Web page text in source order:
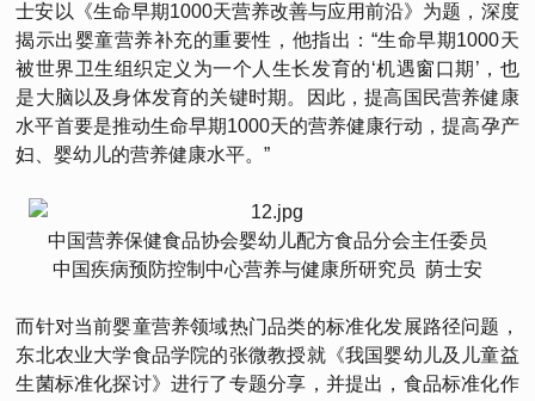
士安以《生命早期1000天营养改善与应用前沿》为题，深度
揭示出婴童营养补充的重要性，他指出：“生命早期1000天
被世界卫生组织定义为一个人生长发育的‘机遇窗口期’，也
是大脑以及身体发育的关键时期。因此，提高国民营养健康
水平首要是推动生命早期1000天的营养健康行动，提高孕产
妇、婴幼儿的营养健康水平。”
中国营养保健食品协会婴幼儿配方食品分会主任委员
中国疾病预防控制中心营养与健康所研究员 荫士安
而针对当前婴童营养领域热门品类的标准化发展路径问题，
东北农业大学食品学院的张微教授就《我国婴幼儿及儿童益
生菌标准化探讨》进行了专题分享，并提出，食品标准化作